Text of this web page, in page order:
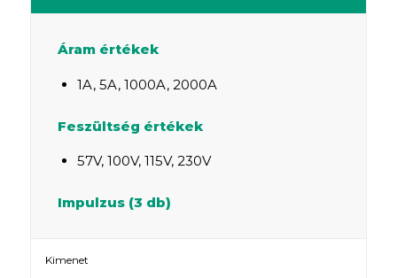
Áram értékek
1A, 5A, 1000A, 2000A
Feszültség értékek
57V, 100V, 115V, 230V
Impulzus (3 db)
Kimenet